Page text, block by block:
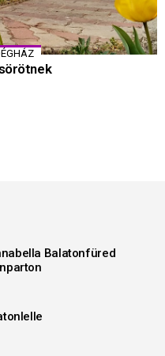
Balatonfüred